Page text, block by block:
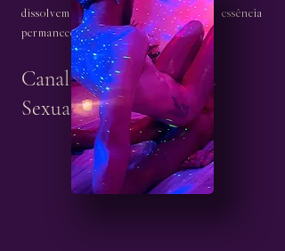
dissolvem e apenas a verdadeira essência
permanece.
Canalização da Energia
Sexual